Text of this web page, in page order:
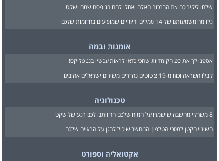
שלחו ליקיריכם את הברכות האלה ואחלו להם חג פסח שמח ושקט
גלו מה משמעותם של 14 סמלים ודימויים שמופיעים בחלומות שלכם
אומנות ובמה
אספנו לך את 20 הקומדיות שהכי כדאי לראות עכשיו בנטפליקס!
קבלו השראה וכוח מ-19 ציטוטים נהדרים משירים ישראלים אהובים
טכנולוגיה
8 משחקי מחשבה שישמרו על המוח שלכם חד ויתנו לכם רגע של שקט
השינוי הקטן למסכי הטלפון והמחשב שיכול להגן על הראייה שלכם
אקטואליה וספורט